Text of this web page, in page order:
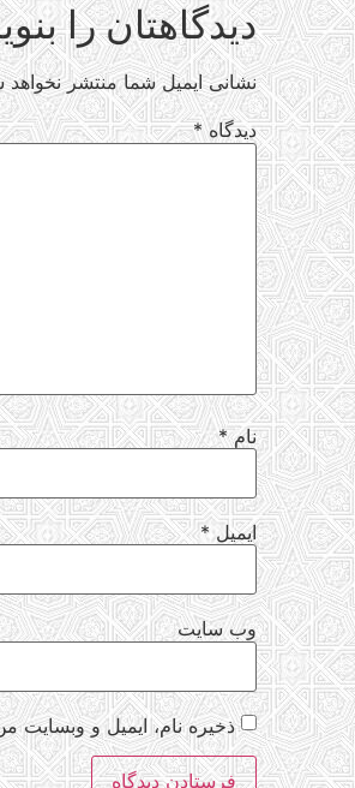
دیدگاهتان را
نشانی ایمیل شما منتشر نخواهد
دیدگاه*
نام*
ایمیل *
وب‌ سایت
ذخیره نام، ایمیل و وبسایت